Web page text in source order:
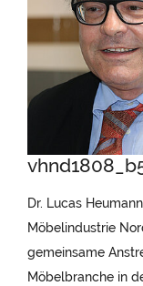
Dr. Lucas
Möbelindustrie
gemeinsame
Möbelbranche in